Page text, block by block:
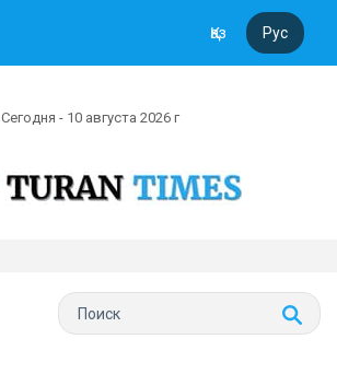
Қаз Рус
Сегодня - 10 августа 2026 г